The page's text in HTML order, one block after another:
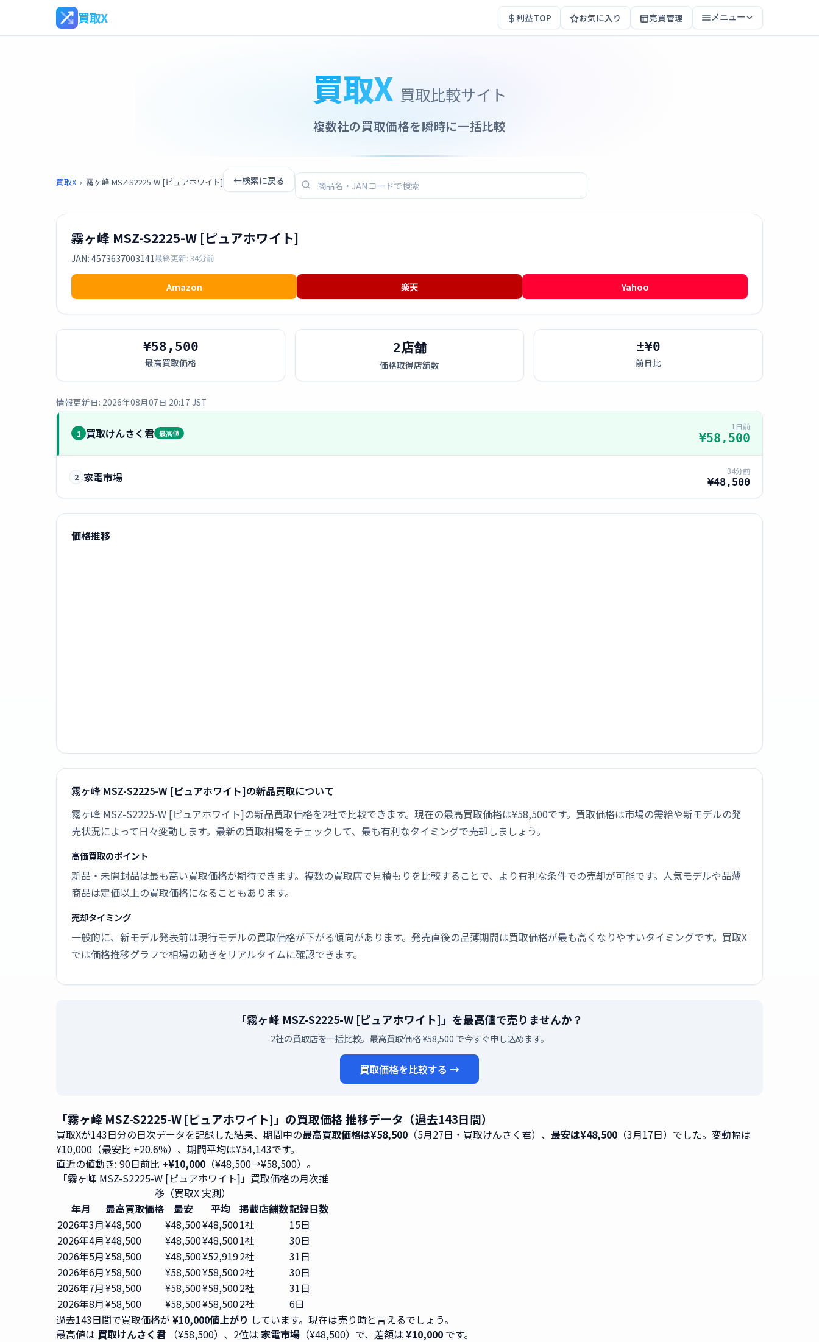
買取X 利益TOP お気に入り 売買管理 メニュー
買取X 買取比較サイト
複数社の買取価格を瞬時に一括比較
買取X › 霧ヶ峰 MSZ-S2225-W [ピュアホワイト] ←検索に戻る
霧ヶ峰 MSZ-S2225-W [ピュアホワイト]
JAN: 4573637003141最終更新: 34分前
Amazon 楽天 Yahoo
¥58,500
最高買取価格
2店舗
価格取得店舗数
±¥0
前日比
情報更新日: 2026年08月07日 20:17 JST
1 買取けんさく君 最高値
1日前
¥58,500
2 家電市場 34分前
¥48,500
価格推移
霧ヶ峰 MSZ-S2225-W [ピュアホワイト]の新品買取について
霧ヶ峰 MSZ-S2225-W [ピュアホワイト]の新品買取価格を2社で比較できます。現在の最高買取価格は¥58,500です。買取価格は市場の需給や新モデルの発
売状況によって日々変動します。最新の買取相場をチェックして、最も有利なタイミングで売却しましょう。
高価買取のポイント
新品・未開封品は最も高い買取価格が期待できます。複数の買取店で見積もりを比較することで、より有利な条件での売却が可能です。人気モデルや品薄
商品は定価以上の買取価格になることもあります。
売却タイミング
一般的に、新モデル発表前は現行モデルの買取価格が下がる傾向があります。発売直後の品薄期間は買取価格が最も高くなりやすいタイミングです。買取X
では価格推移グラフで相場の動きをリアルタイムに確認できます。
「霧ヶ峰 MSZ-S2225-W [ピュアホワイト]」を最高値で売りませんか？
2社の買取店を一括比較。最高買取価格 ¥58,500 で今すぐ申し込めます。
買取価格を比較する →
「霧ヶ峰 MSZ-S2225-W [ピュアホワイト]」の買取価格 推移データ（過去143日間）
買取Xが143日分の日次データを記録した結果、期間中の最高買取価格は¥58,500 （5月27日・買取けんさく君）、 最安は¥48,500 （3月17日）でした。変動幅は
¥10,000（最安比 +20.6%）、期間平均は¥54,143です。
直近の値動き: 90日前比 +¥10,000 （¥48,500→¥58,500）。
「霧ヶ峰 MSZ-S2225-W [ピュアホワイト]」買取価格の月次推
移（買取X 実測）
年月
最高買取価格 最安 平均 掲載店舗数記録日数
2026年3月¥48,500 ¥48,500¥48,5001社
15日
2026年4月¥48,500 ¥48,500¥48,5001社
30日
2026年5月¥58,500 ¥48,500¥52,9192社
31日
2026年6月¥58,500 ¥58,500¥58,5002社
30日
2026年7月¥58,500 ¥58,500¥58,5002社
31日
2026年8月¥58,500 ¥58,500¥58,5002社
6日
過去143日間で買取価格が ¥10,000値上がり しています。現在は売り時と言えるでしょう。
最高値は 買取けんさく君 （¥58,500）、2位は 家電市場 （¥48,500）で、差額は ¥10,000 です。